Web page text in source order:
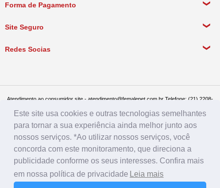
Política de Pagamento
Política de Entrega
Forma de Pagamento
Site Seguro
Redes Socias
Atendimento ao consumidor site - atendimento@femalepet.com.br Telefone: (21) 2208-
Televendas: (21) 2268-7748 ou (21) 97045-2996 Seg a sex de 8:30h às 19h e Sábados
de 8:30h às 14:30h
Female Pet - CNPJ: 17.292.888.0001/86 - Rua Conde de Bonfim 482, loja A, Tijuca, Rio
de Janeiro - RJ - CEP: 20520-054
Este site usa cookies e outras tecnologias semelhantes
para tornar a sua experiência ainda melhor junto aos
nossos serviços. *Ao utilizar nossos serviços, você
concorda com este monitoramento, que direciona a
publicidade conforme os seus interesses. Confira mais
em nossa política de privacidade Leia mais